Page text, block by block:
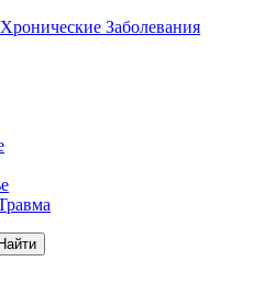
Заболевания
Найти